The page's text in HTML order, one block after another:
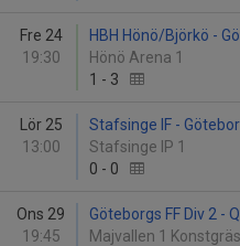
Fre 24
19:30
HBH Hönö/Björkö -
Hönö Arena 1
1 - 3
Lör 25
13:00
Stafsinge IF -
Stafsinge IP 1
0 - 0
Ons 29
19:45
Göteborgs FF Div 2 -
Majvallen 1 Konstgräs